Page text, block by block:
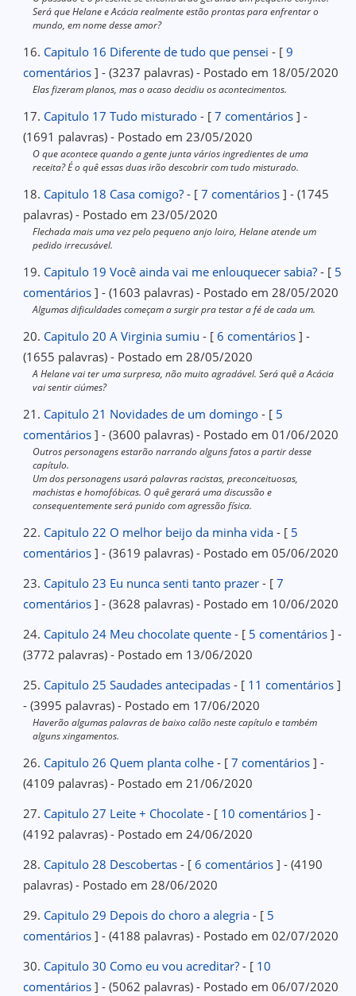
Será que Helane e Acácia realmente estão prontas para enfrentar o
mundo, em nome desse amor?
16. Capitulo 16 Diferente de tudo que pensei - [9
comentários ] - (3237 palavras) - Postado em 18/05/2020
Elas fizeram planos, mas o acaso decidiu os acontecimentos.
17. Capitulo 17 Tudo misturado - [7 comentários ] -
(1691 palavras) - Postado em 23/05/2020
O que acontece quando a gente junta vários ingredientes de uma
receita? É o quê essas duas irão descobrir com tudo misturado.
18. Capitulo 18 Casa comigo? - [7 comentários ] - (1745
palavras) - Postado em 23/05/2020
Flechada mais uma vez pelo pequeno anjo loiro, Helane atende um
pedido irrecusável.
19. Capitulo 19 Você ainda vai me enlouquecer sabia? - [ 5
comentários ] - (1603 palavras) - Postado em 28/05/2020
Algumas dificuldades começam a surgir pra testar a fé de cada um.
20. Capitulo 20 A Virginia sumiu - [6 comentários ] -
(1655 palavras) - Postado em 28/05/2020
A Helane vai ter uma surpresa, não muito agradável. Será quê a Acácia
vai sentir ciúmes?
21. Capitulo 21 Novidades de um domingo - [ 5
comentários ] - (3600 palavras) - Postado em 01/06/2020
Outros personagens estarão narrando alguns fatos a partir desse
capítulo.
Um dos personagens usará palavras racistas, preconceituosas,
machistas e homofóbicas. O quê gerará uma discussão e
consequentemente será punido com agressão física.
22. Capitulo 22 O melhor beijo da minha vida - [ 5
comentários ] - (3619 palavras) - Postado em 05/06/2020
23. Capitulo 23 Eu nunca senti tanto prazer - [7
comentários ] - (3628 palavras) - Postado em 10/06/2020
24. Capitulo 24 Meu chocolate quente - [ 5 comentários ] -
(3772 palavras) - Postado em 13/06/2020
25. Capitulo 25 Saudades antecipadas - [ 11 comentários ]
- (3995 palavras) - Postado em 17/06/2020
Haverão algumas palavras de baixo calão neste capítulo e também
alguns xingamentos.
26. Capitulo 26 Quem planta colhe - [7 comentários ] -
(4109 palavras) - Postado em 21/06/2020
27. Capitulo 27 Leite + Chocolate - [ 10 comentários ] -
(4192 palavras) - Postado em 24/06/2020
28. Capitulo 28 Descobertas - [6 comentários ] - (4190
palavras) - Postado em 28/06/2020
29. Capitulo 29 Depois do choro a alegria - [ 5
comentários ] - (4188 palavras) - Postado em 02/07/2020
30. Capitulo 30 Como eu vou acreditar? - [ 10
comentários ] - (5062 palavras) - Postado em 06/07/2020